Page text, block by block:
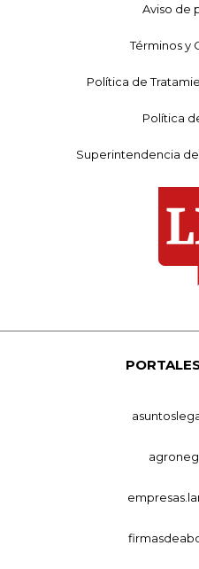
Aviso de
Términos y
Política de
Política
Superintendencia